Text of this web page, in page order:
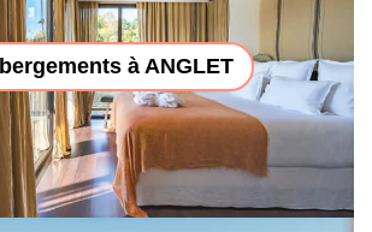
à ANGLET